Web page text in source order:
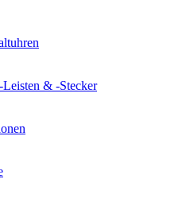
Leisten & -Stecker